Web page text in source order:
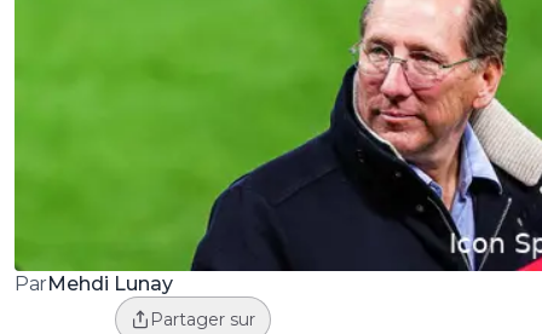
ParMehdi Lunay
Partager sur